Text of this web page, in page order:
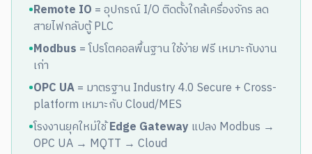
•Remote IO = อุปกรณ์ I/O ติดตั้งใกล้เครื่องจักร ลด
สายไฟกลับตู้ PLC
•Modbus = โปรโตคอลพื้นฐาน ใช้ง่าย ฟรี เหมาะกับงาน
เก่า
•OPC UA= มาตรฐาน Industry 4.0 Secure + Cross-
platform เหมาะกับ Cloud/MES
•โรงงานยุคใหม่ใช้Edge Gateway แปลง Modbus →
OPC UA → MQTT → Cloud